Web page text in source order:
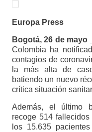
Europa Press
Bogotá, 26 de mayo
Colombia ha
contagios de
la más alta de
batiendo un nuevo
crítica situación
Además, el último
recoge 514
los 15.635